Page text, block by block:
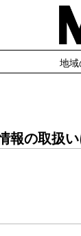
地
報の取扱